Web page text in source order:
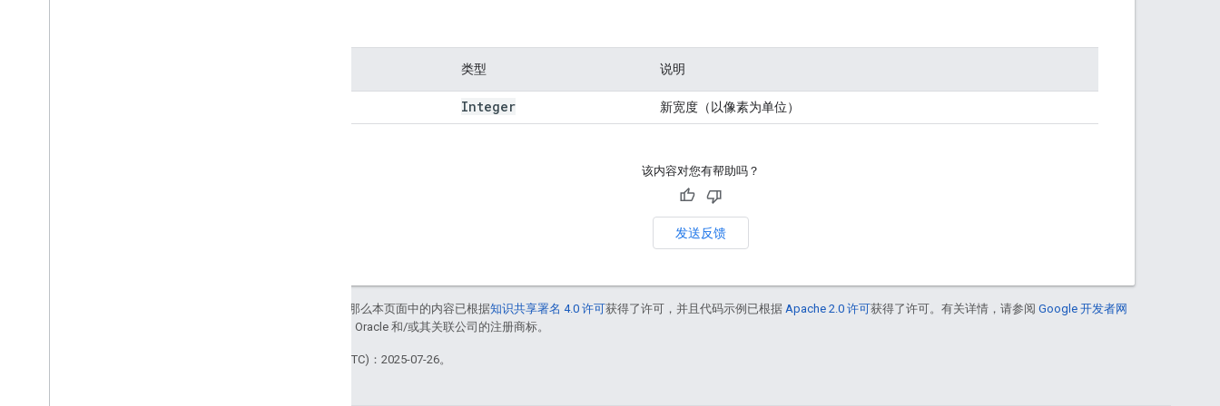
类型 说明
Integer 新宽度（以像素为单位）
该内容对您有帮助吗？
发送反馈
如未另行说明，那么本页面中的内容已根据知识共享署名 4.0 许可获得了许可，并且代码示例已根据 Apache 2.0 许可获得了许可。有关详情，请参阅 Google 开发者网
。Java 是 Oracle 和/或其关联公司的注册商标。
最后更新时间 (UTC)：2025-07-26。